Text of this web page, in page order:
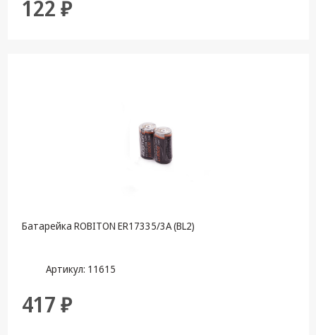
122 ₽
Батарейка ROBITON ER17335/3А (BL2)
Артикул: 11615
417 ₽